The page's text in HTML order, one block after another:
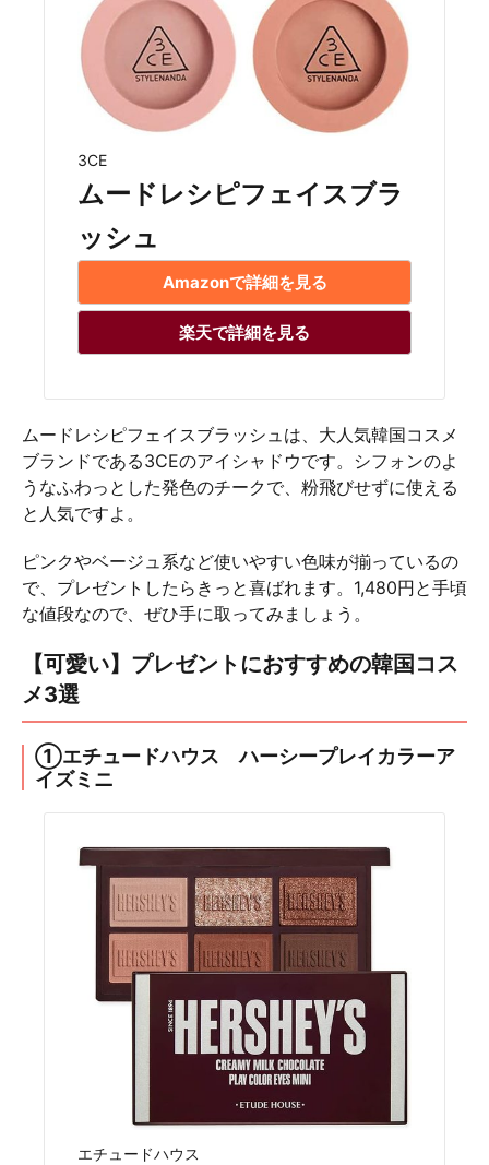
3CE
ムードレシピフェイスブラ
ッシュ
Amazonで詳細を見る
楽天で詳細を見る
ムードレシピフェイスブラッシュは、大人気韓国コスメ
ブランドである3CEのアイシャドウです。シフォンのよ
うなふわっとした発色のチークで、粉飛びせずに使える
と人気ですよ。
ピンクやベージュ系など使いやすい色味が揃っているの
で、プレゼントしたらきっと喜ばれます。1,480円と手頃
な値段なので、ぜひ手に取ってみましょう。
【可愛い】プレゼントにおすすめの韓国コス
メ3選
①エチュードハウス ハーシープレイカラーア
イズミニ
エチュードハウス